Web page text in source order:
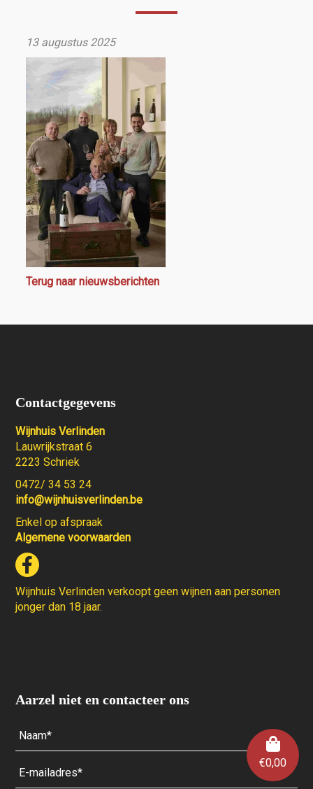
€0,00
13 augustus 2025
Terug naar nieuwsberichten
Contactgegevens
Wijnhuis Verlinden
Lauwrijkstraat 6
2223 Schriek
0472/ 34 53 24
info@wijnhuisverlinden.be
Enkel op afspraak
Algemene voorwaarden
Wijnhuis Verlinden verkoopt geen wijnen aan personen
jonger dan 18 jaar.
Aarzel niet en contacteer ons